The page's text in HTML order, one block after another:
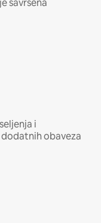
savršena
i
obaveza